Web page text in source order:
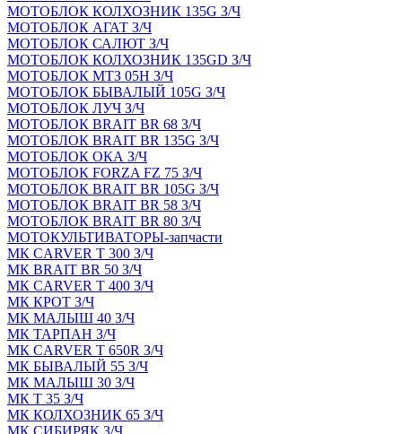
МОТОБЛОК КОЛХОЗНИК 135G З/Ч
МОТОБЛОК АГАТ З/Ч
МОТОБЛОК САЛЮТ З/Ч
МОТОБЛОК КОЛХОЗНИК 135GD З/Ч
МОТОБЛОК МТЗ 05Н З/Ч
МОТОБЛОК БЫВАЛЫЙ 105G З/Ч
МОТОБЛОК ЛУЧ З/Ч
МОТОБЛОК BRAIT BR 68 З/Ч
МОТОБЛОК BRAIT BR 135G З/Ч
МОТОБЛОК ОКА З/Ч
МОТОБЛОК FORZA FZ 75 З/Ч
МОТОБЛОК BRAIT BR 105G З/Ч
МОТОБЛОК BRAIT BR 58 З/Ч
МОТОБЛОК BRAIT BR 80 З/Ч
МОТОКУЛЬТИВАТОРЫ-запчасти
МК CARVER Т 300 З/Ч
МК BRAIT BR 50 З/Ч
МК CARVER Т 400 З/Ч
МК КРОТ З/Ч
МК МАЛЫШ 40 З/Ч
МК ТАРПАН З/Ч
МК CARVER Т 650R З/Ч
МК БЫВАЛЫЙ 55 З/Ч
МК МАЛЫШ 30 З/Ч
МК Т 35 З/Ч
МК КОЛХОЗНИК 65 З/Ч
МК СИБИРЯК З/Ч